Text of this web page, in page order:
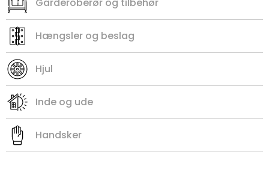
Hængsler og beslag
Hjul
Inde og ude
Handsker